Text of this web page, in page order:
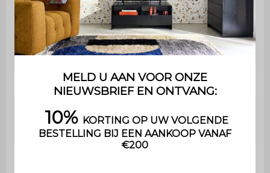
Geïntegreerde
thermometer
Ja
Flesopener Nee
Aanvullende
informatie
Compatibel met de modules
van de Naxos reeks